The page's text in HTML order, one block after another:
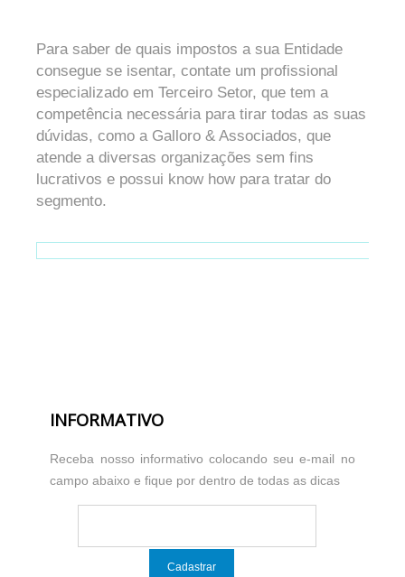
Para saber de quais impostos a sua Entidade
consegue se isentar, contate um profissional
especializado em Terceiro Setor, que tem a
competência necessária para tirar todas as suas
dúvidas, como a Galloro & Associados, que
atende a diversas organizações sem fins
lucrativos e possui know how para tratar do
segmento.
INFORMATIVO
Receba nosso informativo colocando seu e-mail no
campo abaixo e fique por dentro de todas as dicas